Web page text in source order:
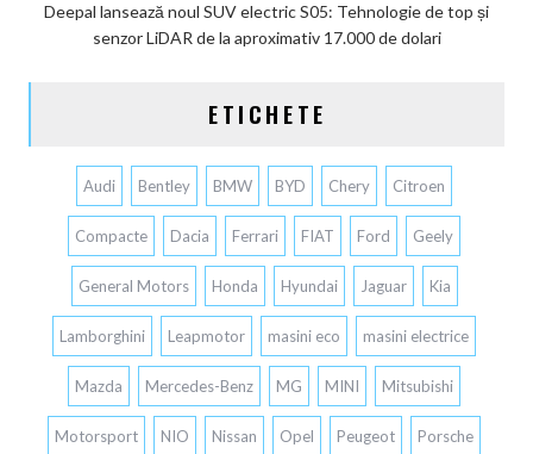
Deepal lansează noul SUV electric S05: Tehnologie de top și
senzor LiDAR de la aproximativ 17.000 de dolari
ETICHETE
Audi Bentley BMW BYD Chery Citroen
Compacte Dacia Ferrari FIAT Ford Geely
General Motors Honda Hyundai Jaguar Kia
Lamborghini Leapmotor masini eco masini electrice
Mazda Mercedes-Benz MG MINI Mitsubishi
Motorsport NIO Nissan Opel Peugeot Porsche